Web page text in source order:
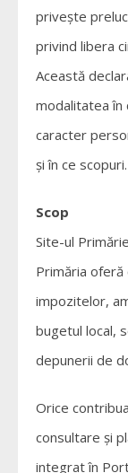
privește
privind libera
Această
modalitatea în
caracter
și în ce scopuri.
Scop
Site-ul
Primăria
impozitelor,
bugetul local,
depunerii de
Orice
consultare și
integrat în